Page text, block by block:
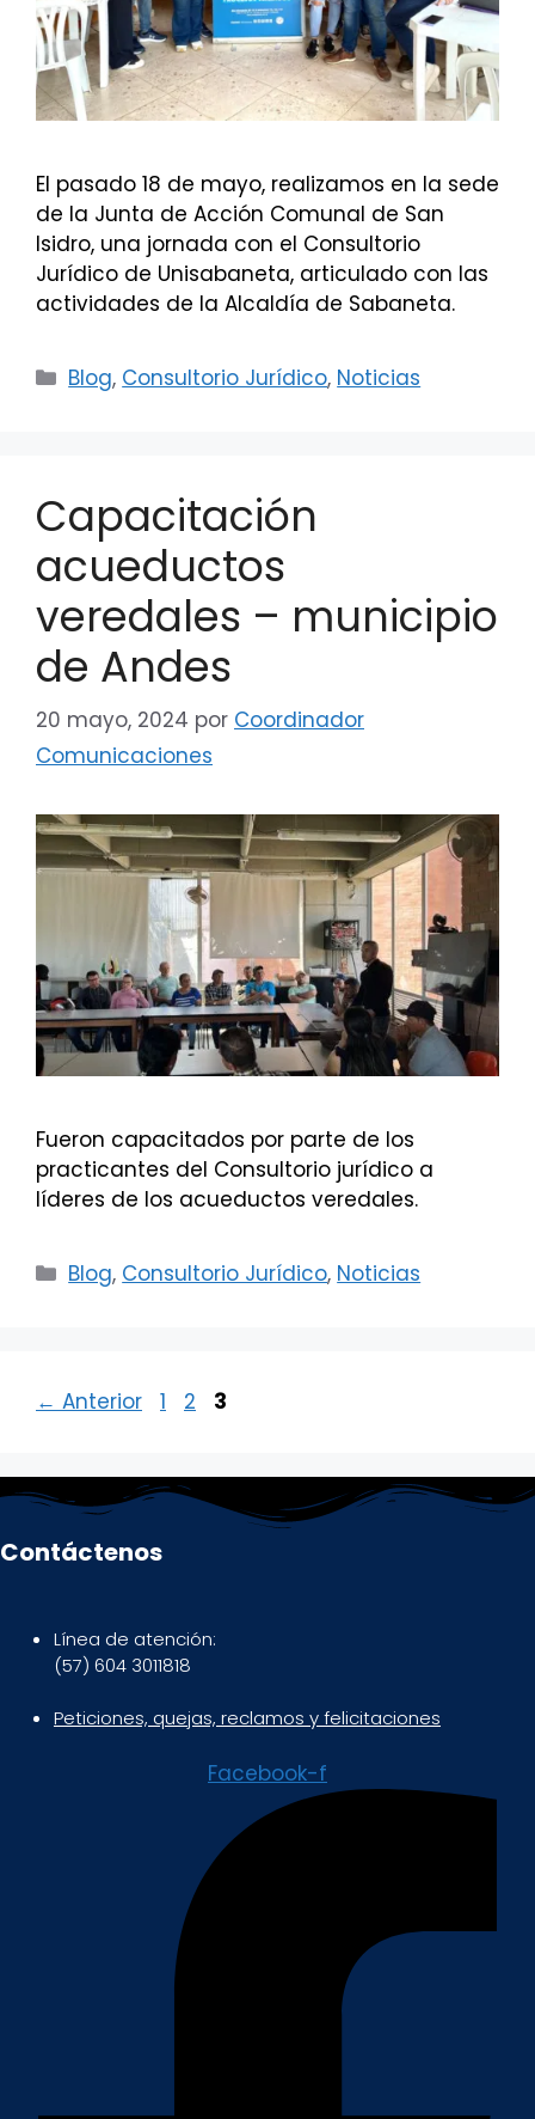
El pasado 18 de mayo, realizamos en la sede
de la Junta de Acción Comunal de San
Isidro, una jornada con el Consultorio
Jurídico de Unisabaneta, articulado con las
actividades de la Alcaldía de Sabaneta.
Categorías
Blog, Consultorio Jurídico, Noticias
Capacitación
acueductos
veredales – municipio
de Andes
20 mayo, 2024 por Coordinador
Comunicaciones
Fueron capacitados por parte de los
practicantes del Consultorio jurídico a
líderes de los acueductos veredales.
Categorías
Blog, Consultorio Jurídico, Noticias
← Anterior Página
1 Página
2 Página
3
Contáctenos
Línea de atención:
(57) 604 3011818
Peticiones, quejas, reclamos y felicitaciones
Facebook-f